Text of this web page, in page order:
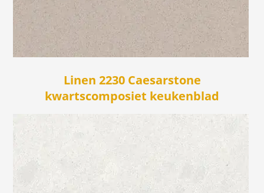
Linen 2230 Caesarstone
kwartscomposiet keukenblad